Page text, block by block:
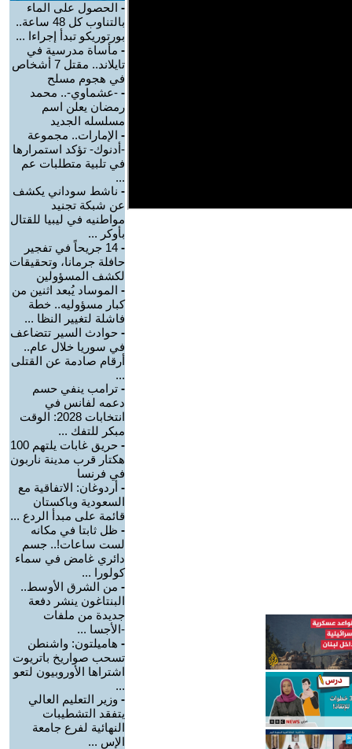
- الحصول على الماء
بالتناوب كل 48 ساعة..
بورتوريكو تبدأ إجراءا ...
- مأساة مدرسية في
تايلاند.. مقتل 7 أشخاص
في هجوم مسلح
- -عشماوي-.. محمد
رمضان يعلن اسم
مسلسله الجديد
- الإمارات.. مجموعة
-أدنوك- تؤكد استمرارها
في تلبية متطلبات عم
...
- ناشط سوداني يكشف
عن شبكة تجنيد
مواطنيه في ليبيا للقتال
بأوكر ...
-
14 جريحاً في تفجير
حافلة جرمانا، وتحقيقات
لكشف المسؤولين
- الموساد يُبعد اثنين من
كبار مسؤوليه.. خطة
فاشلة لتغيير النظا ...
- حوادث السير تتضاعف
في سوريا خلال عام..
أرقام صادمة عن القتلى
...
- ترامب ينفي حسم
دعمه لفانس في
انتخابات 2028: الوقت
مبكر للتفك ...
-
حريق غابات يلتهم 100
هكتار قرب مدينة ناربون
في فرنسا
- أردوغان: الاتفاقية مع
السعودية وباكستان
قائمة على مبدأ الردع ...
- ظل ثابتا في مكانه
لست ساعات!.. جسم
دائري غامض في سماء
كولورا ...
- من الشرق الأوسط..
البنتاغون ينشر دفعة
جديدة من ملفات
-الأجسا ...
- هاميلتون: واشنطن
تسحب صواريخ باتريوت
اشتراها الأوروبيون لتعو
...
- وزير التعليم العالي
يتفقد التشطيبات
النهائية لفرع جامعة
الإس ...